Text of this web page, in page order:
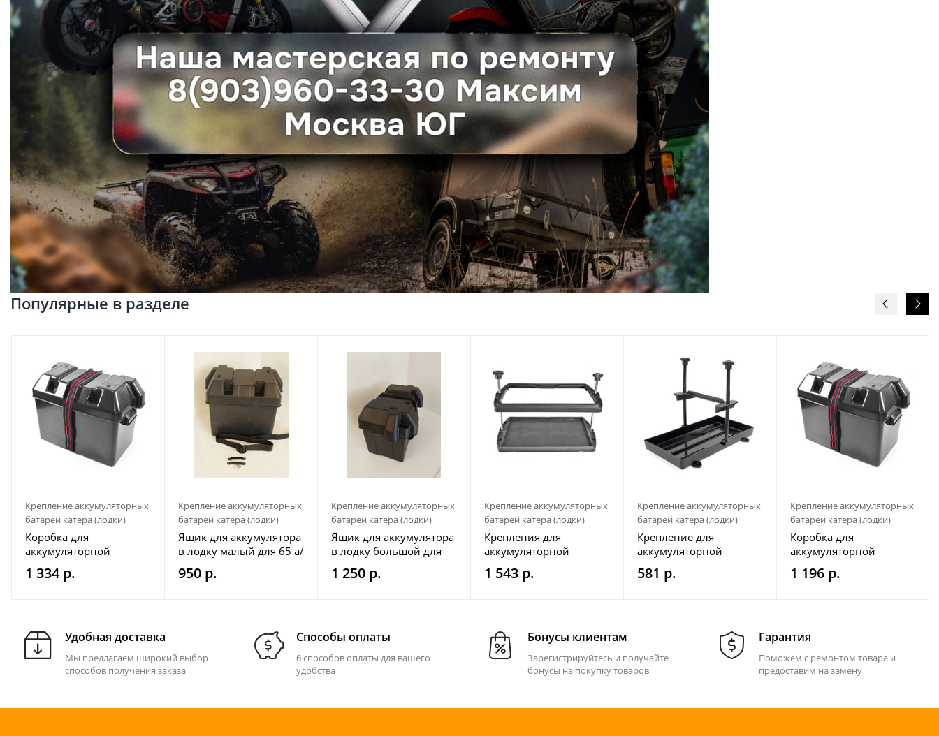
Популярные в разделе
Крепление аккумуляторных
батарей катера (лодки)
Коробка для
аккумуляторной
батареи 330х180х230
мм
1 334 р.
Крепление аккумуляторных
батарей катера (лодки)
Ящик для аккумулятора
в лодку малый для 65 а/
ч
950 р.
Крепление аккумуляторных
батарей катера (лодки)
Ящик для аккумулятора
в лодку большой для
100 а/ч
1 250 р.
Крепление аккумуляторных
батарей катера (лодки)
Крепления для
аккумуляторной
батареи (шпильки и
мет. рамки)
1 543 р.
Крепление аккумуляторных
батарей катера (лодки)
Крепление для
аккумуляторной
батареи (шпильки и
планки)
581 р.
Крепление аккумуляторных
батарей катера (лодки)
Коробка для
аккумуляторной
батареи 280х196х200
мм
1 196 р.
Удобная доставка
Мы предлагаем широкий выбор
способов получения заказа
Способы оплаты
6 способов оплаты для вашего
удобства
Бонусы клиентам
Зарегистрируйтесь и получайте
бонусы на покупку товаров
Гарантия
Поможем с ремонтом товара и
предоставим на замену